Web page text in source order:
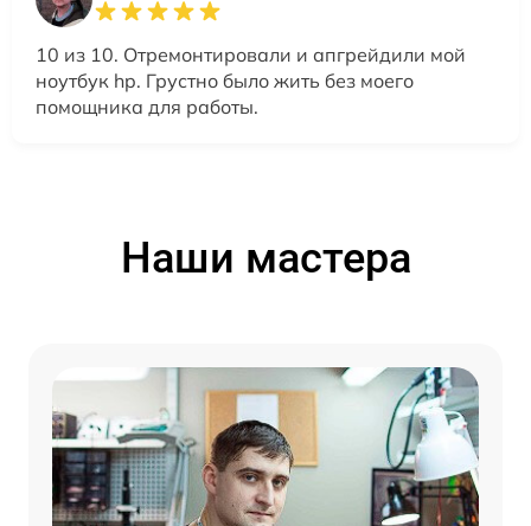
10 из 10. Отремонтировали и апгрейдили мой
ноутбук hp. Грустно было жить без моего
помощника для работы.
Наши мастера